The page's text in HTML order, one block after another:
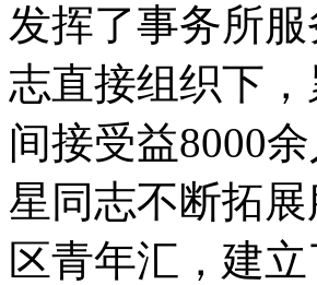
发挥了事务所
志直接组织下
间接受益8000
星同志不断拓
区青年汇，建